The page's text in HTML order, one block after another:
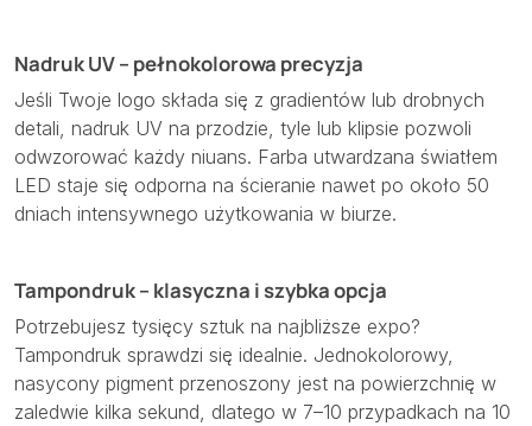
Nadruk UV – pełnokolorowa precyzja
Jeśli Twoje logo składa się z gradientów lub drobnych
detali, nadruk UV na przodzie, tyle lub klipsie pozwoli
odwzorować każdy niuans. Farba utwardzana światłem
LED staje się odporna na ścieranie nawet po około 50
dniach intensywnego użytkowania w biurze.
Tampondruk – klasyczna i szybka opcja
Potrzebujesz tysięcy sztuk na najbliższe expo?
Tampondruk sprawdzi się idealnie. Jednokolorowy,
nasycony pigment przenoszony jest na powierzchnię w
zaledwie kilka sekund, dlatego w 7–10 przypadkach na 10